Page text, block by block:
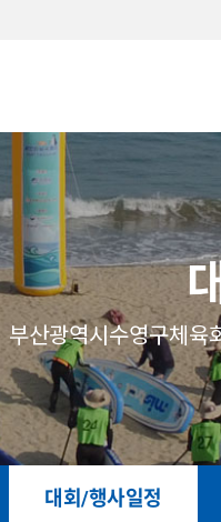
부산광역시수영구체육
대회/행사일정